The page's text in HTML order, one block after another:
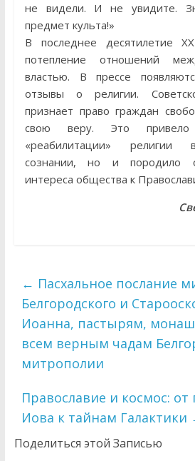
не видели. И не увидите.
предмет культа!»
В последнее десятилетие
потепление отношений
властью. В прессе
отзывы о религии.
признает право граждан
свою веру. Это
«реабилитации» религии
сознании, но и породило
интереса общества к
← Пасхальное послание
Белгородского и
Иоанна, пастырям,
всем верным чадам
митрополии
Православие и космос: от
Иова к тайнам Галактики
Поделиться этой Записью